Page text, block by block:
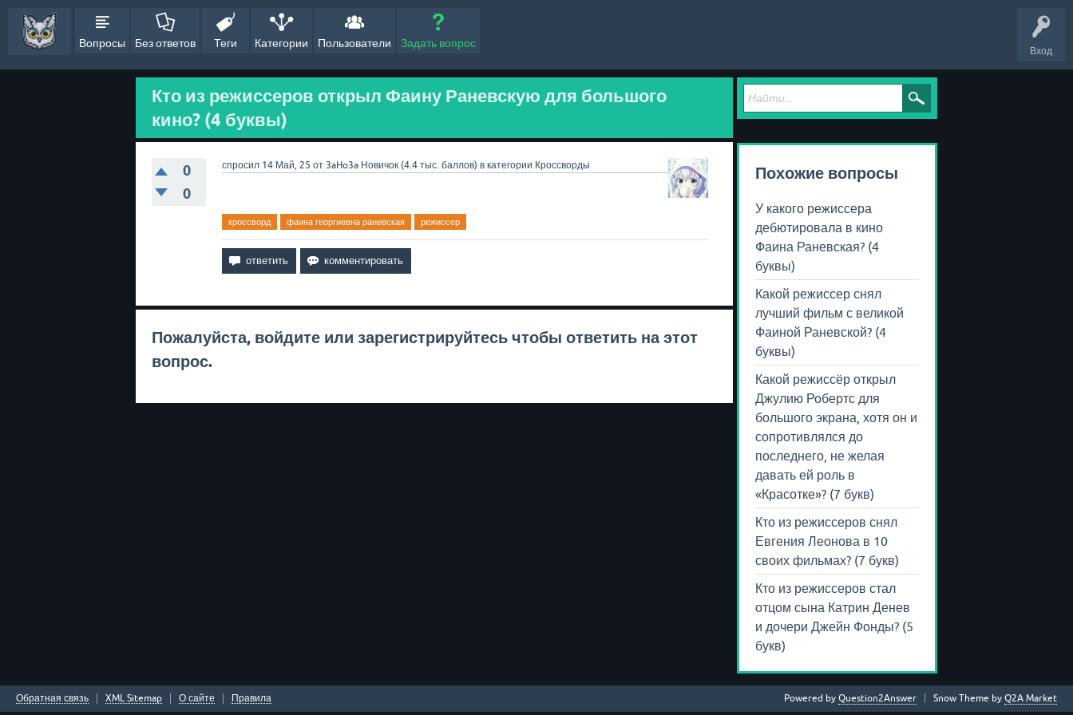
Вход
Вопросы Без ответов Теги Категории Пользователи Задать вопрос
Кто из режиссеров открыл Фаину Раневскую для большого
кино? (4 буквы)
0
0
спросил 14 Май, 25 от 3aHo3a Новичок (4.4 тыс. баллов) в категории Кроссворды
кроссворд фаина георгиевна раневская режиссер
Пожалуйста, войдите или зарегистрируйтесь чтобы ответить на этот
вопрос.
Похожие вопросы
У какого режиссера
дебютировала в кино
Фаина Раневская? (4
буквы)
Какой режиссер снял
лучший фильм с великой
Фаиной Раневской? (4
буквы)
Какой режиссёр открыл
Джулию Робертс для
большого экрана, хотя он и
сопротивлялся до
последнего, не желая
давать ей роль в
«Красотке»? (7 букв)
Кто из режиссеров снял
Евгения Леонова в 10
своих фильмах? (7 букв)
Кто из режиссеров стал
отцом сына Катрин Денев
и дочери Джейн Фонды? (5
букв)
Обратная связь XML Sitemap О сайте Правила Snow Theme by Q2A Market
Powered by Question2Answer